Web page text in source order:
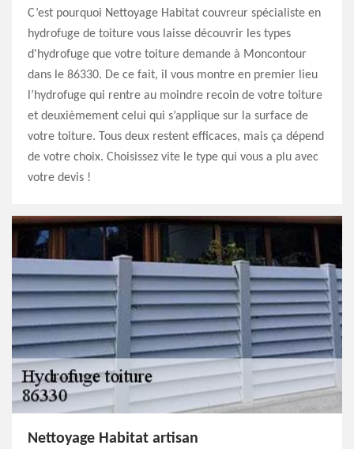
C’est pourquoi Nettoyage Habitat couvreur spécialiste en
hydrofuge de toiture vous laisse découvrir les types
d'hydrofuge que votre toiture demande à Moncontour
dans le 86330. De ce fait, il vous montre en premier lieu
l’hydrofuge qui rentre au moindre recoin de votre toiture
et deuxièmement celui qui s’applique sur la surface de
votre toiture. Tous deux restent efficaces, mais ça dépend
de votre choix. Choisissez vite le type qui vous a plu avec
votre devis !
Nettoyage Habitat artisan